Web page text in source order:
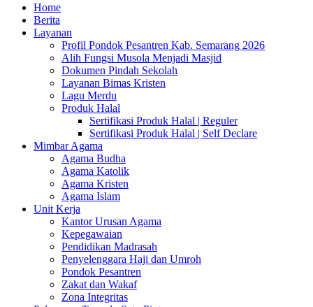
Home
Berita
Layanan
Profil Pondok Pesantren Kab. Semarang 2026
Alih Fungsi Musola Menjadi Masjid
Dokumen Pindah Sekolah
Layanan Bimas Kristen
Lagu Merdu
Produk Halal
Sertifikasi Produk Halal | Reguler
Sertifikasi Produk Halal | Self Declare
Mimbar Agama
Agama Budha
Agama Katolik
Agama Kristen
Agama Islam
Unit Kerja
Kantor Urusan Agama
Kepegawaian
Pendidikan Madrasah
Penyelenggara Haji dan Umroh
Pondok Pesantren
Zakat dan Wakaf
Zona Integritas